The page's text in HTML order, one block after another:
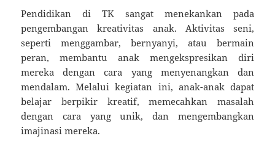
Pendidikan di TK sangat menekankan pada
pengembangan kreativitas anak. Aktivitas seni,
seperti menggambar, bernyanyi, atau bermain
peran, membantu anak mengekspresikan diri
mereka dengan cara yang menyenangkan dan
mendalam. Melalui kegiatan ini, anak-anak dapat
belajar berpikir kreatif, memecahkan masalah
dengan cara yang unik, dan mengembangkan
imajinasi mereka.